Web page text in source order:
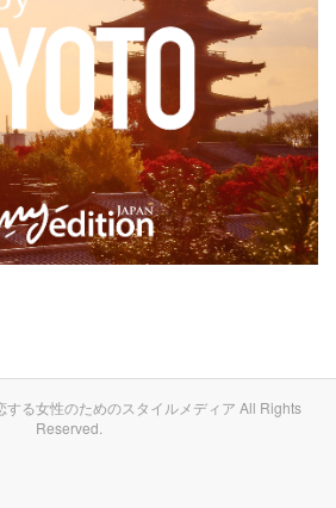
る女性のためのスタイルメディア All Rights
Reserved.